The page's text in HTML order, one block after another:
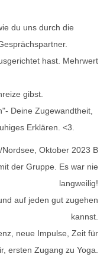
du uns durch die
hast. Mehrwert
gibst.
Deine Zugewandtheit,
Erklären. <3.
Oktober 2023 B
der Gruppe. Es war nie
langweilig!
auf jeden gut zugehen
kannst.
neue Impulse, Zeit für
ersten Zugang zu Yoga.